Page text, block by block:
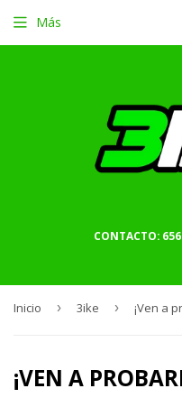
CONTACTO:
Más
Inicio › 3ike › ¡Ven a
¡VEN A